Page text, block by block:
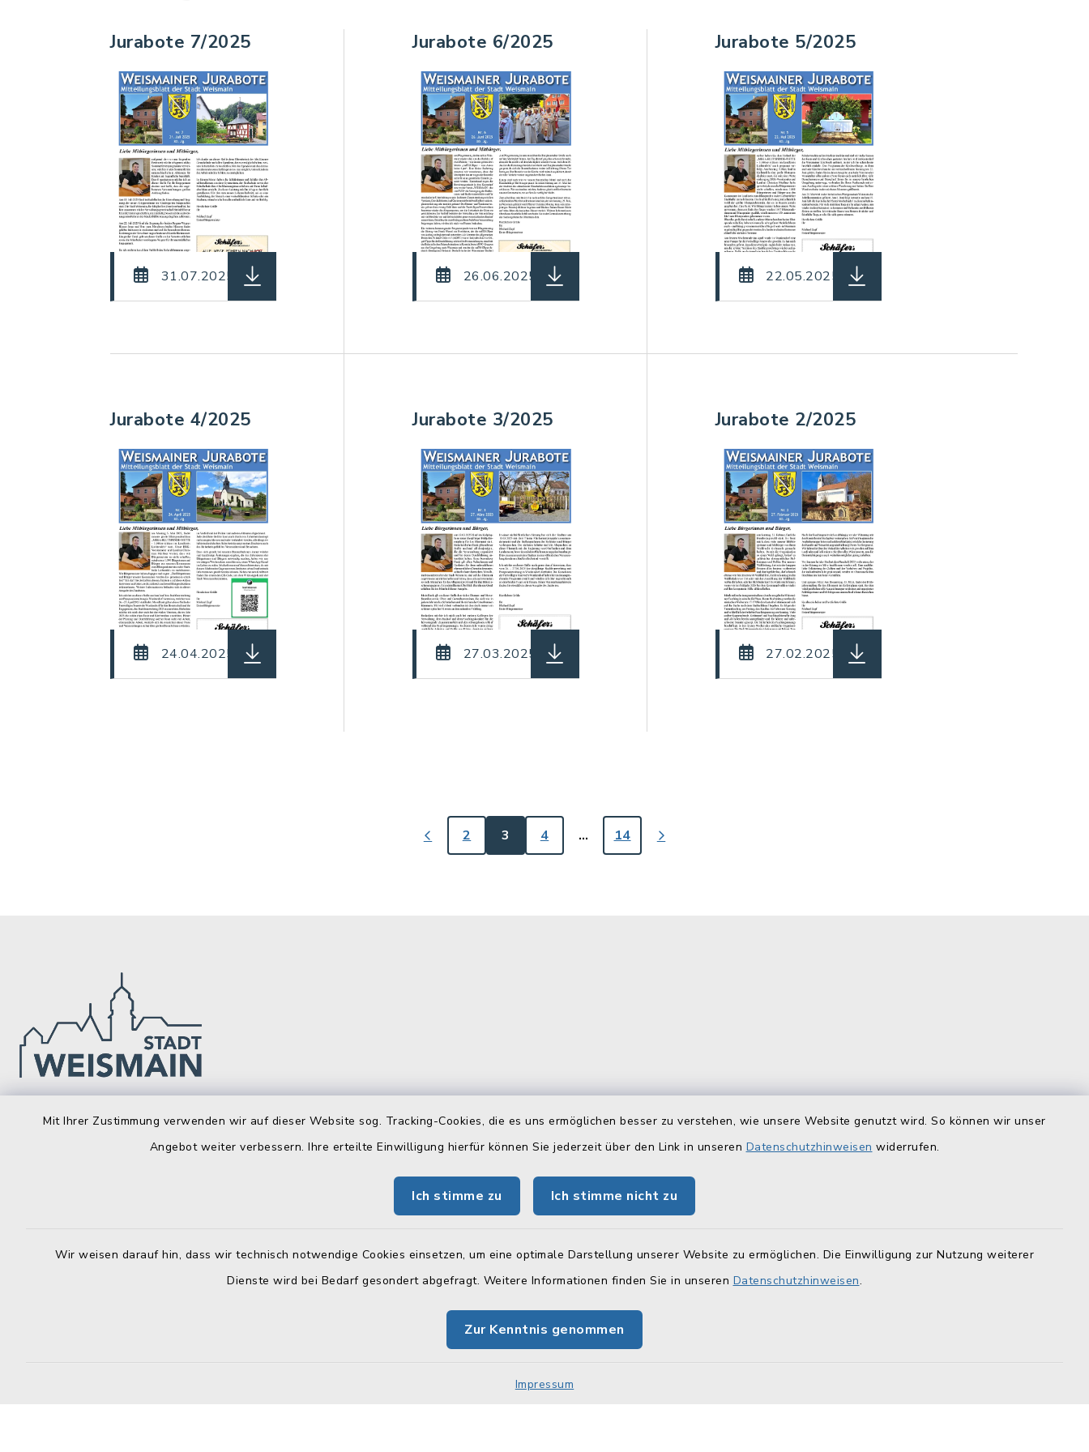
Mit Ihrer Zustimmung verwenden wir auf dieser Website sog. Tracking-Cookies, die es uns ermöglichen besser zu verstehen, wie unsere Website genutzt wird. So können wir unser
Angebot weiter verbessern. Ihre erteilte Einwilligung hierfür können Sie jederzeit über den Link in unseren Datenschutzhinweisen widerrufen.
Ich stimme zu Ich stimme nicht zu
Wir weisen darauf hin, dass wir technisch notwendige Cookies einsetzen, um eine optimale Darstellung unserer Website zu ermöglichen. Die Einwilligung zur Nutzung weiterer
Dienste wird bei Bedarf gesondert abgefragt. Weitere Informationen finden Sie in unseren Datenschutzhinweisen.
Zur Kenntnis genommen
Impressum
Jurabote 7/2025
31.07.2025
herunterladen (Dateiname: Jurabote_07_2025.pdf, Dateierweiterung: pdf, Dateigröße: 3,49 MB)
Jurabote 6/2025
26.06.2025
herunterladen (Dateiname: Jurabote_06_2025.pdf, Dateierweiterung: pdf,
Jurabote 5/2025
22.05.2025
herunterladen (Dateiname:
Jurabote 4/2025
24.04.2025
herunterladen (Dateiname: Jurabote_04_2025.pdf, Dateierweiterung: pdf, Dateigröße: 3,12 MB)
Jurabote 3/2025
27.03.2025
herunterladen (Dateiname: Jurabote_03_2025.pdf, Dateierweiterung: pdf,
Jurabote 2/2025
27.02.2025
herunterladen (Dateiname:
2 3 4 … 14
Stadt Weismain
09575 922043
rathaus@stadt-weismain.de
Öffnungszeiten
13.00-16.00 Uhr
Donnerstag zusätzlich:
Donnerstag (Stadtkasse):
Telefonverzeichnis
Telefonverzeichnis als PDF
herunterladen:
Quicklinks
BayernPortal